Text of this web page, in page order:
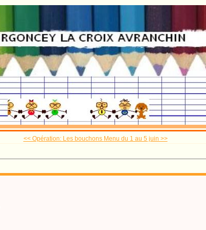
<< Opération: Les bouchons Menu du 1 au 5 juin >>